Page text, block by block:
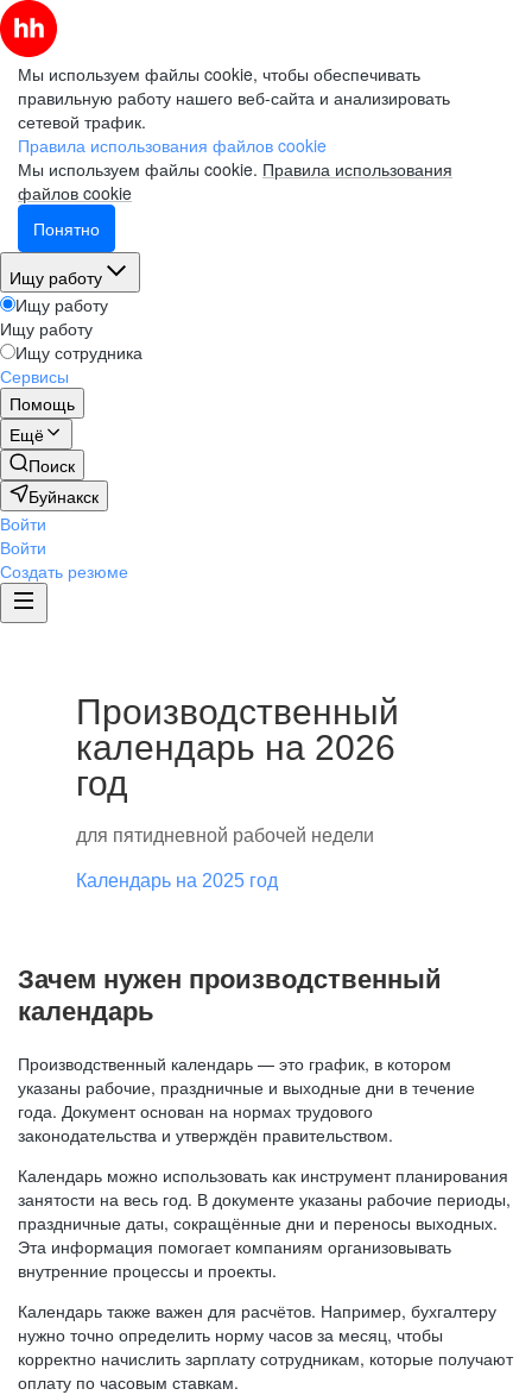
Мы используем файлы cookie, чтобы обеспечивать
правильную работу нашего веб-сайта и анализировать
сетевой трафик.
Правила использования файлов cookie
Мы используем файлы cookie. Правила использования
файлов cookie
Понятно
Ищу работу
Ищу работу
Ищу работу
Ищу сотрудника
Сервисы
Помощь
Ещё
Поиск
Буйнакск
Войти
Войти
Создать резюме
Производственный
календарь на 2026
год
для пятидневной рабочей недели
Календарь на 2025 год
Зачем нужен производственный
календарь
Производственный календарь — это график, в котором
указаны рабочие, праздничные и выходные дни в течение
года. Документ основан на нормах трудового
законодательства и утверждён правительством.
Календарь можно использовать как инструмент планирования
занятости на весь год. В документе указаны рабочие периоды,
праздничные даты, сокращённые дни и переносы выходных.
Эта информация помогает компаниям организовывать
внутренние процессы и проекты.
Календарь также важен для расчётов. Например, бухгалтеру
нужно точно определить норму часов за месяц, чтобы
корректно начислить зарплату сотрудникам, которые получают
оплату по часовым ставкам.